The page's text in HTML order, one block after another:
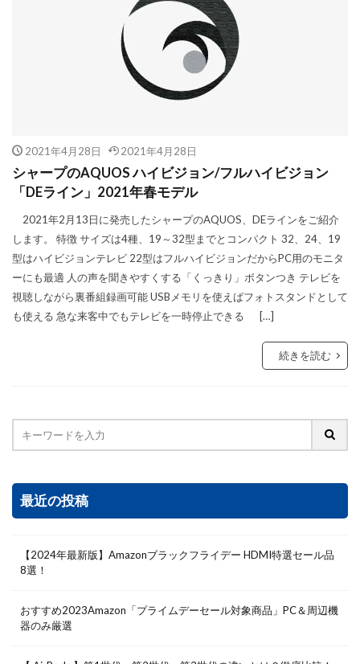
2021年4月28日 2021年4月28日
シャープのAQUOS ハイビジョン/フルハイビジョン
「DEライン」2021年春モデル
2021年2月13日に発売したシャープのAQUOS、DEラインをご紹介
します。 特徴 サイズは4種、19～32型までとコンパクト 32、24、19
型はハイビジョンテレビ 22型はフルハイビジョンだからPC用のモニタ
ーにも最適 人の声を聞きやすくする「くっきり」ボタンつき テレビを
視聴しながら裏番組録画可能 USBメモリを使えばフォトスタンドとして
も使える 急な来客中でもテレビを一時停止できる […]
続きを読む
最近の投稿
【2024年最新版】Amazonブラックフライデー HDMI特選セール品
8選！
おすすめ2023Amazon「プライムデーセール対象商品」PC＆周辺機
器のみ厳選